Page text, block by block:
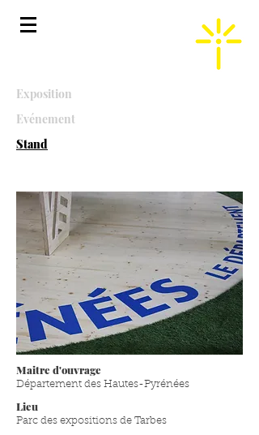
Exposition
Evénement
Stand
Maitre d'ouvrage
Département des Hautes-Pyrénées
Lieu
Parc des expositions de Tarbes